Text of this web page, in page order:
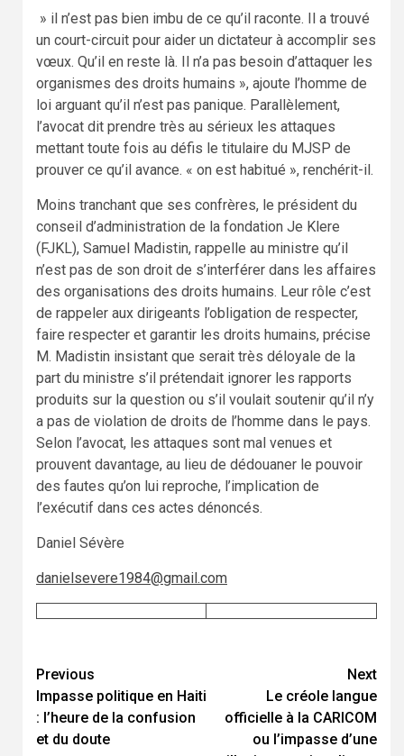
» il n’est pas bien imbu de ce qu’il raconte. Il a trouvé
un court-circuit pour aider un dictateur à accomplir ses
vœux. Qu’il en reste là. Il n’a pas besoin d’attaquer les
organismes des droits humains », ajoute l’homme de
loi arguant qu’il n’est pas panique. Parallèlement,
l’avocat dit prendre très au sérieux les attaques
mettant toute fois au défis le titulaire du MJSP de
prouver ce qu’il avance. « on est habitué », renchérit-il.
Moins tranchant que ses confrères, le président du
conseil d’administration de la fondation Je Klere
(FJKL), Samuel Madistin, rappelle au ministre qu’il
n’est pas de son droit de s’interférer dans les affaires
des organisations des droits humains. Leur rôle c’est
de rappeler aux dirigeants l’obligation de respecter,
faire respecter et garantir les droits humains, précise
M. Madistin insistant que serait très déloyale de la
part du ministre s’il prétendait ignorer les rapports
produits sur la question ou s’il voulait soutenir qu’il n’y
a pas de violation de droits de l’homme dans le pays.
Selon l’avocat, les attaques sont mal venues et
prouvent davantage, au lieu de dédouaner le pouvoir
des fautes qu’on lui reproche, l’implication de
l’exécutif dans ces actes dénoncés.
Daniel Sévère
danielsevere1984@gmail.com
Continue
Reading
Previous
Impasse politique en Haiti
: l’heure de la confusion
et du doute
Next
Le créole langue
officielle à la CARICOM
ou l’impasse d’une